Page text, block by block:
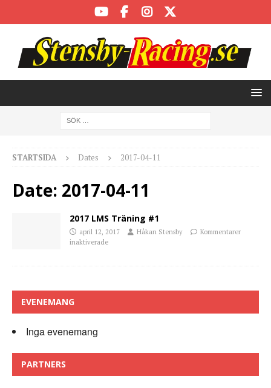
STARTSIDA Dates 2017-04-11
Date: 2017-04-11
2017 LMS Träning #1
april 12, 2017 Håkan Stensby
Kommentarer
inaktiverade
EVENEMANG
Inga evenemang
PARTNERS